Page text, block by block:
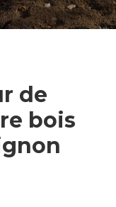
de
bois